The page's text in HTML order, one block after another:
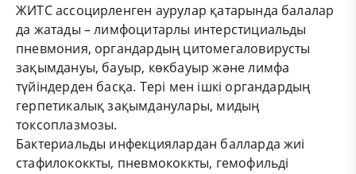
ЖИТС ассоцирленген аурулар қатарында балалар
да жатады – лимфоцитарлы интерстициальды
пневмония, органдардың цитомегаловирусты
зақымдануы, бауыр, көкбауыр және лимфа
түйіндерден басқа. Тері мен ішкі органдардың
герпетикалық зақымданулары, мидың
токсоплазмозы.
Бактериальды инфекциялардан балларда жиі
стафилококкты, пневмококкты, гемофильді